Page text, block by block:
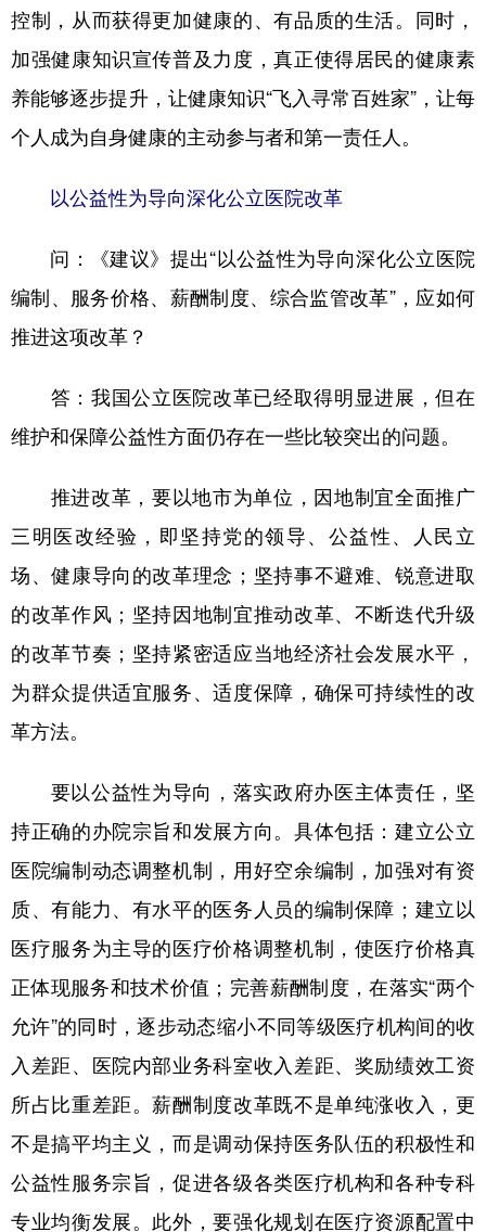
控制，从而获得更加健康的、有品质的生活。同时，
加强健康知识宣传普及力度，真正使得居民的健康素
养能够逐步提升，让健康知识“飞入寻常百姓家”，让每
个人成为自身健康的主动参与者和第一责任人。
以公益性为导向深化公立医院改革
问：《建议》提出“以公益性为导向深化公立医院
编制、服务价格、薪酬制度、综合监管改革”，应如何
推进这项改革？
答：我国公立医院改革已经取得明显进展，但在
维护和保障公益性方面仍存在一些比较突出的问题。
推进改革，要以地市为单位，因地制宜全面推广
三明医改经验，即坚持党的领导、公益性、人民立
场、健康导向的改革理念；坚持事不避难、锐意进取
的改革作风；坚持因地制宜推动改革、不断迭代升级
的改革节奏；坚持紧密适应当地经济社会发展水平，
为群众提供适宜服务、适度保障，确保可持续性的改
革方法。
要以公益性为导向，落实政府办医主体责任，坚
持正确的办院宗旨和发展方向。具体包括：建立公立
医院编制动态调整机制，用好空余编制，加强对有资
质、有能力、有水平的医务人员的编制保障；建立以
医疗服务为主导的医疗价格调整机制，使医疗价格真
正体现服务和技术价值；完善薪酬制度，在落实“两个
允许”的同时，逐步动态缩小不同等级医疗机构间的收
入差距、医院内部业务科室收入差距、奖励绩效工资
所占比重差距。薪酬制度改革既不是单纯涨收入，更
不是搞平均主义，而是调动保持医务队伍的积极性和
公益性服务宗旨，促进各级各类医疗机构和各种专科
专业均衡发展。此外，要强化规划在医疗资源配置中